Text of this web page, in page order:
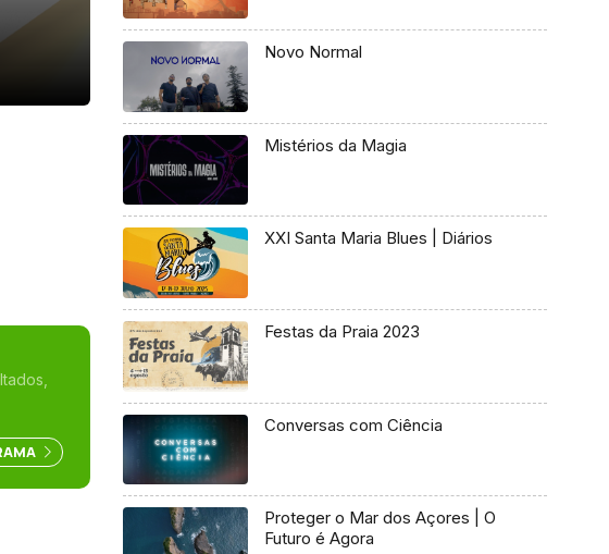
Novo Normal
Mistérios da Magia
XXI Santa Maria Blues | Diários
Festas da Praia 2023
Conversas com Ciência
Proteger o Mar dos Açores | O
Futuro é Agora